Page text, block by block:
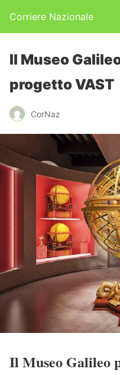
Corriere Nazionale
Il Museo
progetto VAST
CorNaz
Il Museo Galileo